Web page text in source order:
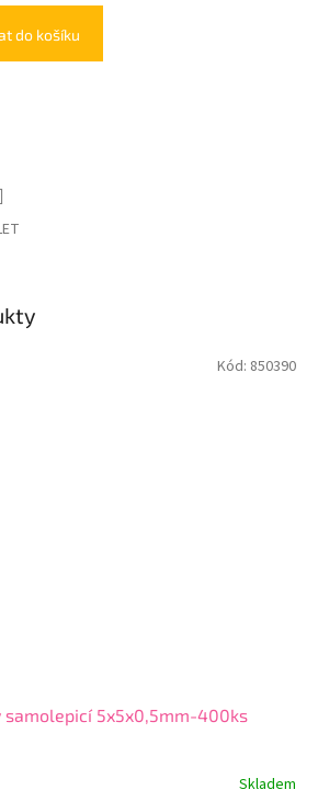
do košíku
samolepicí 5x5x0,5mm-400ks
Skladem
Kód: 850390